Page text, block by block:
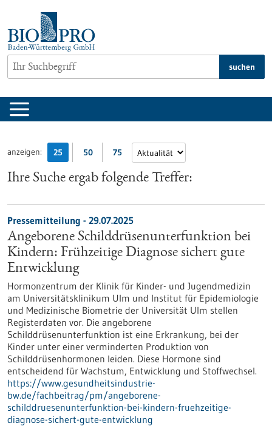
springen
suchen
anzeigen: 25 50 75
Ihre Suche ergab folgende Treffer:
Pressemitteilung - 29.07.2025
Angeborene Schilddrüsenunterfunktion bei
Kindern: Frühzeitige Diagnose sichert gute
Entwicklung
Hormonzentrum der Klinik für Kinder-​ und Jugendmedizin
am Universitätsklinikum Ulm und Institut für Epidemiologie
und Medizinische Biometrie der Universität Ulm stellen
Registerdaten vor. Die angeborene
Schilddrüsenunterfunktion ist eine Erkrankung, bei der
Kinder unter einer verminderten Produktion von
Schilddrüsenhormonen leiden. Diese Hormone sind
entscheidend für Wachstum, Entwicklung und Stoffwechsel.
https://www.gesundheitsindustrie-
bw.de/fachbeitrag/pm/angeborene-
schilddruesenunterfunktion-bei-kindern-fruehzeitige-
diagnose-sichert-gute-entwicklung